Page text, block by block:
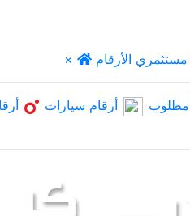
× مستثمري الأرقام
مطلوب أرقام سيارات